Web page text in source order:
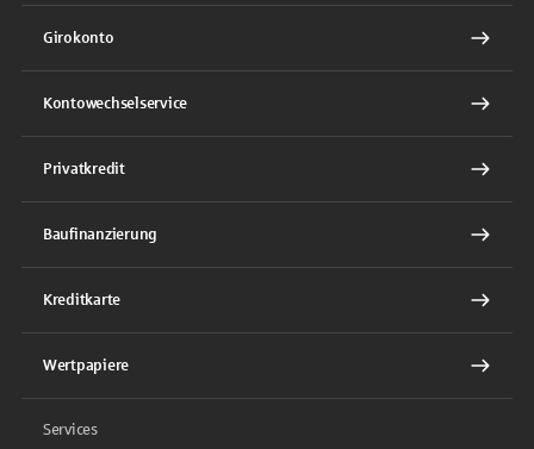
Girokonto
Kontowechselservice
Privatkredit
Baufinanzierung
Kreditkarte
Wertpapiere
Services